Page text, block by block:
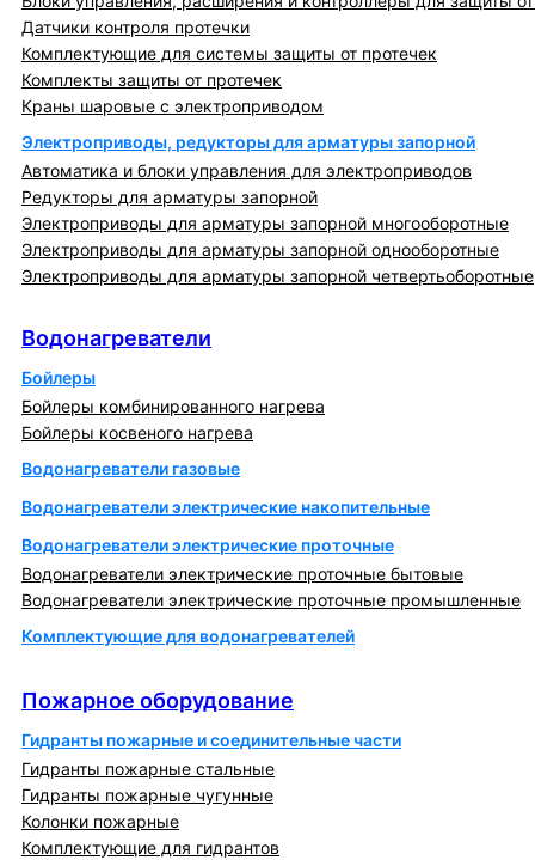
Датчики контроля протечки
Комплектующие для системы защиты от протечек
Комплекты защиты от протечек
Краны шаровые с электроприводом
Электроприводы, редукторы для арматуры запорной
Автоматика и блоки управления для электроприводов
Редукторы для арматуры запорной
Электроприводы для арматуры запорной многооборотные
Электроприводы для арматуры запорной однооборотные
Электроприводы для арматуры запорной четвертьоборотные
Водонагреватели
Бойлеры
Бойлеры комбинированного нагрева
Бойлеры косвеного нагрева
Водонагреватели газовые
Водонагреватели электрические накопительные
Водонагреватели электрические проточные
Водонагреватели электрические проточные бытовые
Водонагреватели электрические проточные промышленные
Комплектующие для водонагревателей
Пожарное оборудование
Гидранты пожарные и соединительные части
Гидранты пожарные стальные
Гидранты пожарные чугунные
Колонки пожарные
Комплектующие для гидрантов